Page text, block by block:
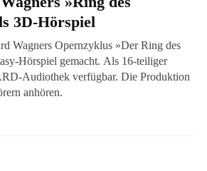
3D-Hörspiel
Wagners Opernzyklus »Der Ring des
Hörspiel gemacht. Als 16-teiliger
Audiothek verfügbar. Die Produktion
anhören.